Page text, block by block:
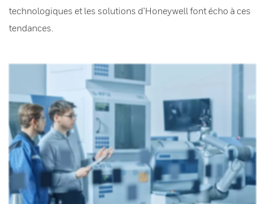
technologiques et les solutions d’Honeywell font écho à ces
tendances.